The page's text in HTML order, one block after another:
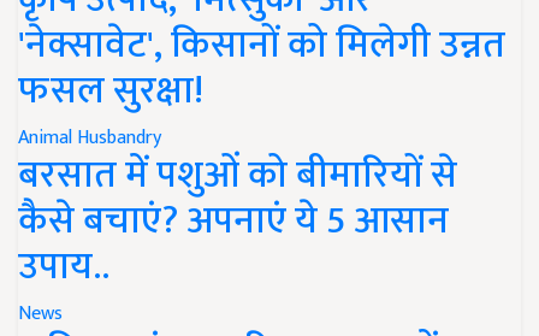
'नेक्सावेट', किसानों को मिलेगी उन्नत
फसल सुरक्षा!
Animal Husbandry
बरसात में पशुओं को बीमारियों से
कैसे बचाएं? अपनाएं ये 5 आसान
उपाय..
News